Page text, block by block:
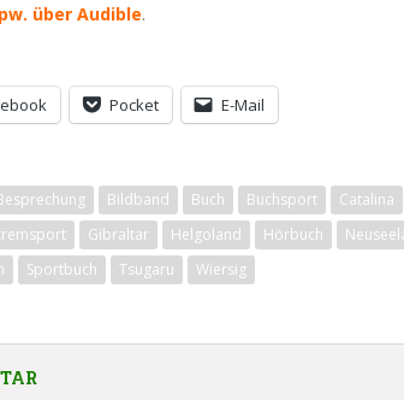
über Audible.
Pocket E-Mail
Bildband Buch Buchsport Catalina
Gibraltar Helgoland Hörbuch
Sportbuch Tsugaru Wiersig